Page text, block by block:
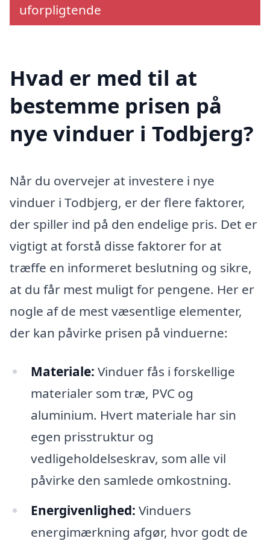
uforpligtende
Hvad er med til at
bestemme prisen på
nye vinduer i Todbjerg?
Når du overvejer at investere i nye
vinduer i Todbjerg, er der flere faktorer,
der spiller ind på den endelige pris. Det er
vigtigt at forstå disse faktorer for at
træffe en informeret beslutning og sikre,
at du får mest muligt for pengene. Her er
nogle af de mest væsentlige elementer,
der kan påvirke prisen på vinduerne:
Materiale: Vinduer fås i forskellige
materialer som træ, PVC og
aluminium. Hvert materiale har sin
egen prisstruktur og
vedligeholdelseskrav, som alle vil
påvirke den samlede omkostning.
Energivenlighed: Vinduers
energimærkning afgør, hvor godt de